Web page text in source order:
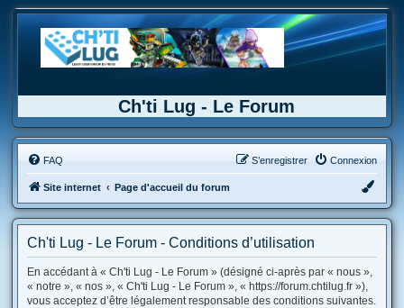
Ch'ti Lug - Le Forum
FAQ Connexion
S’enregistrer
Site internet Page d'accueil du forum
Ch'ti Lug - Le Forum - Conditions d’utilisation
En accédant à « Ch'ti Lug - Le Forum » (désigné ci-après par « nous »,
« notre », « nos », « Ch'ti Lug - Le Forum », « https://forum.chtilug.fr »),
vous acceptez d’être légalement responsable des conditions suivantes.